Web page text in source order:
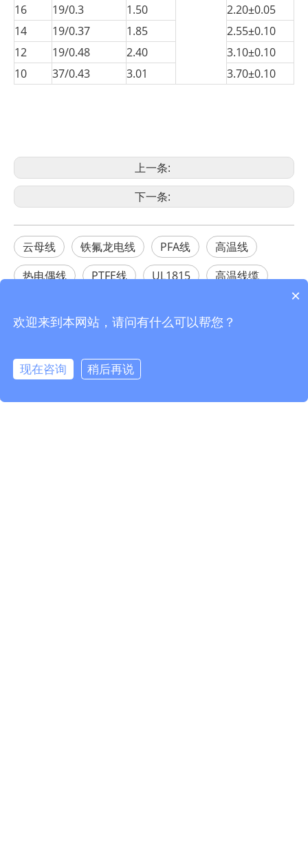
16
19/0.3 1.50
2.20±0.05
14
19/0.37 1.85
2.55±0.10
12
19/0.48 2.40
3.10±0.10
10
37/0.43 3.01 3.70±0.10
上一条:
下一条:
云母线 铁氟龙电线 PFA线
高温线
热电偶线
PTFE线 UL1815
高温线缆
相关产品 15358868788
info@fmcable.com
凤鸣公众号
×
欢迎来到本网站，请问有什么可以帮您？
现在咨询 稍后再说